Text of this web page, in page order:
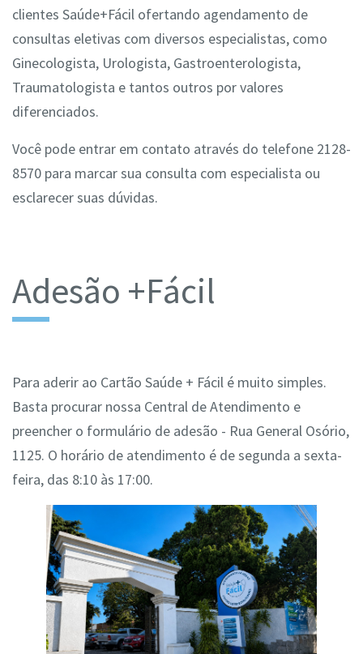
clientes Saúde+Fácil ofertando agendamento de
consultas eletivas com diversos especialistas, como
Ginecologista, Urologista, Gastroenterologista,
Traumatologista e tantos outros por valores
diferenciados.
Você pode entrar em contato através do telefone 2128-
8570 para marcar sua consulta com especialista ou
esclarecer suas dúvidas.
Adesão +Fácil
Para aderir ao Cartão Saúde + Fácil é muito simples.
Basta procurar nossa Central de Atendimento e
preencher o formulário de adesão - Rua General Osório,
1125. O horário de atendimento é de segunda a sexta-
feira, das 8:10 às 17:00.